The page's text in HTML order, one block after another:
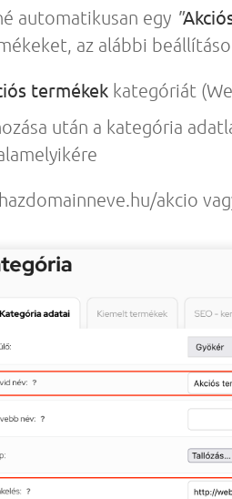
automatikusan egy "
az alábbi
termékek kategóriát
után a kategória
akcio